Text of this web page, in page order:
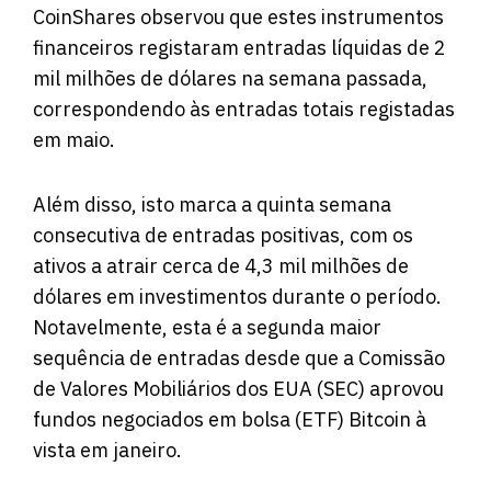
CoinShares observou que estes instrumentos
financeiros registaram entradas líquidas de 2
mil milhões de dólares na semana passada,
correspondendo às entradas totais registadas
em maio.
Além disso, isto marca a quinta semana
consecutiva de entradas positivas, com os
ativos a atrair cerca de 4,3 mil milhões de
dólares em investimentos durante o período.
Notavelmente, esta é a segunda maior
sequência de entradas desde que a Comissão
de Valores Mobiliários dos EUA (SEC) aprovou
fundos negociados em bolsa (ETF) Bitcoin à
vista em janeiro.